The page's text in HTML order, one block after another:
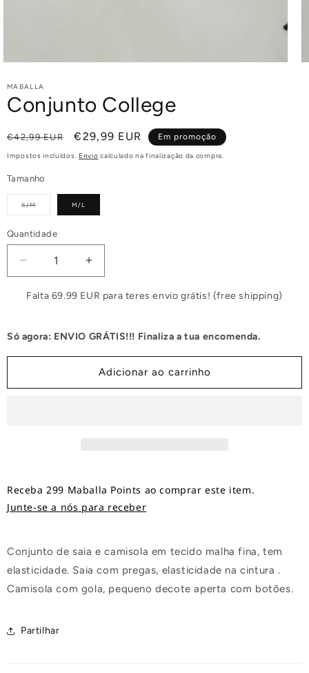
MABALLA
Conjunto College
Preço
normal
€42,99 EUR
Preço
de
€29,99 EUR Em promoção
Impostos incluídos. Envio calculado na finalização da compra.
Tamanho
S/MVariante
ou
M/L
Quantidade
Diminuir
a
quantidade
College
Aumentar
a
quantidade
College
Falta 69.99 EUR para teres envio grátis! (free shipping)
Só agora: ENVIO GRÁTIS!!! Finaliza a tua encomenda.
Adicionar ao carrinho
Receba 299 Maballa Points ao comprar este item.
Junte-se a nós para receber
Conjunto de saia e camisola em tecido malha fina, tem
elasticidade. Saia com pregas, elasticidade na cintura .
Camisola com gola, pequeno decote aperta com botões.
Partilhar